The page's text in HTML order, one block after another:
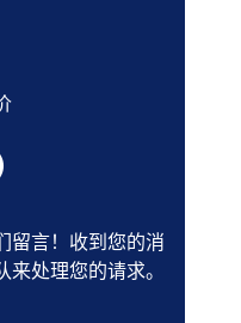
留言！收到您的消
处理您的请求。